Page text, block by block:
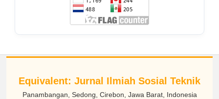
Equivalent: Jurnal Ilmiah Sosial Teknik
Panambangan, Sedong, Cirebon, Jawa Barat, Indonesia